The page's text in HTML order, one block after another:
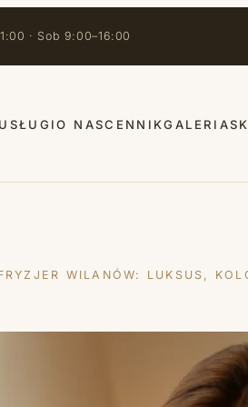
· Sob 9:00–16:00
USŁUGIO NASCENNIKGALERIA
WILANÓW: LUKSUS,